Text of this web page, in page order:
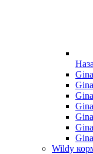
Wildy